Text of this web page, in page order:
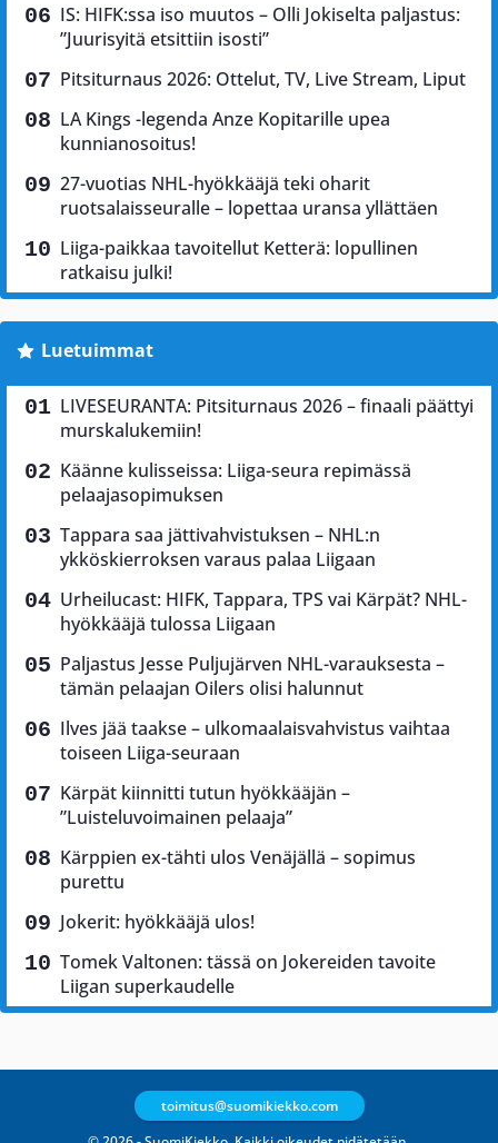
IS: HIFK:ssa iso muutos – Olli Jokiselta paljastus:
”Juurisyitä etsittiin isosti”
Pitsiturnaus 2026: Ottelut, TV, Live Stream, Liput
LA Kings -legenda Anze Kopitarille upea
kunnianosoitus!
27-vuotias NHL-hyökkääjä teki oharit
ruotsalaisseuralle – lopettaa uransa yllättäen
Liiga-paikkaa tavoitellut Ketterä: lopullinen
ratkaisu julki!
Luetuimmat
LIVESEURANTA: Pitsiturnaus 2026 – finaali päättyi
murskalukemiin!
Käänne kulisseissa: Liiga-seura repimässä
pelaajasopimuksen
Tappara saa jättivahvistuksen – NHL:n
ykköskierroksen varaus palaa Liigaan
Urheilucast: HIFK, Tappara, TPS vai Kärpät? NHL-
hyökkääjä tulossa Liigaan
Paljastus Jesse Puljujärven NHL-varauksesta –
tämän pelaajan Oilers olisi halunnut
Ilves jää taakse – ulkomaalaisvahvistus vaihtaa
toiseen Liiga-seuraan
Kärpät kiinnitti tutun hyökkääjän –
”Luisteluvoimainen pelaaja”
Kärppien ex-tähti ulos Venäjällä – sopimus
purettu
Jokerit: hyökkääjä ulos!
Tomek Valtonen: tässä on Jokereiden tavoite
Liigan superkaudelle
toimitus@suomikiekko.com